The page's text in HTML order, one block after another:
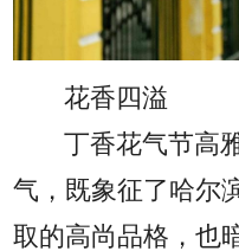
花香四溢
丁香花气节高
气，既象征了哈尔
取的高尚品格，也